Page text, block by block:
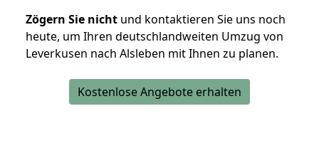
Zögern Sie nicht und kontaktieren Sie uns noch
heute, um Ihren deutschlandweiten Umzug von
Leverkusen nach Alsleben mit Ihnen zu planen.
Kostenlose Angebote erhalten